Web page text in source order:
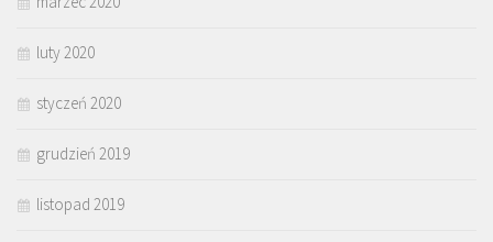
luty 2020
styczeń 2020
grudzień 2019
listopad 2019